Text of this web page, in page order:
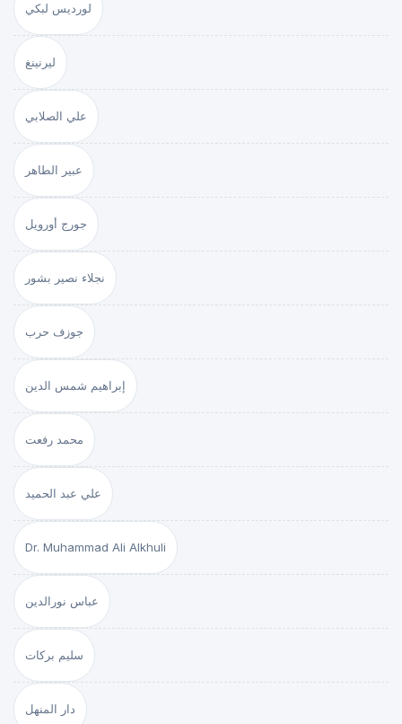
لورديس لبكي
ليرنينغ
علي الصلابي
عبير الطاهر
جورج أورويل
نجلاء نصير بشور
جوزف حرب
إبراهيم شمس الدين
محمد رفعت
علي عبد الحميد
Dr. Muhammad Ali Alkhuli
عباس نورالدين
سليم بركات
دار المنهل